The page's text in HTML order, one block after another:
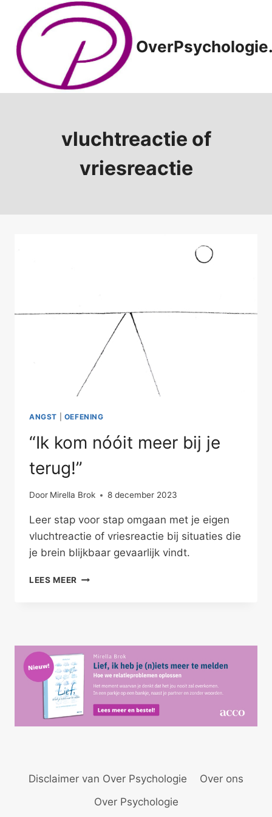
Doorgaan
inhoud
vluchtreactie of
vriesreactie
ANGST OEFENING
“Ik kom nóóit meer bij je
terug!”
Door Mirella Brok 8 december 2023
Leer stap voor stap omgaan met je eigen
vluchtreactie of vriesreactie bij situaties die
je brein blijkbaar gevaarlijk vindt.
LEES MEER “IK
TERUG!”
Disclaimer van Over Psychologie
Over ons
Over Psychologie